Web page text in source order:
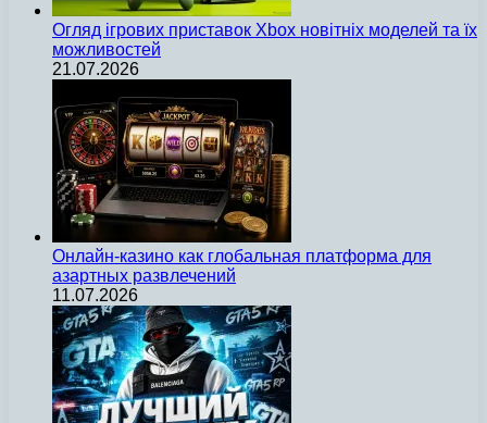
Огляд ігрових приставок Xbox новітніх моделей та їх
можливостей
21.07.2026
Онлайн-казино как глобальная платформа для
азартных развлечений
11.07.2026